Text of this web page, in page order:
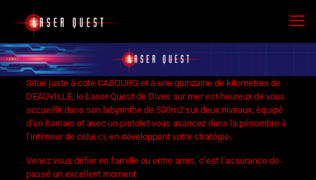
Situé juste à coté CABOURG et à une quinzaine de kilomètres de
DEAUVILLE, le Laser Quest de Dives sur mer est heureux de vous
accueillir dans son labyrinthe de 500m2 sur deux niveaux, équipé
d’un harnais et avec un pistolet vous avancez dans la pénombre à
l’intérieur de celui ci, en développant votre stratégie.
Venez vous défier en famille ou entre amis, c’est l’assurance de
passé un excellent moment.